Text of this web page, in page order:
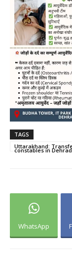
TAGS
Uttarakhand:
constables in
WhatsApp